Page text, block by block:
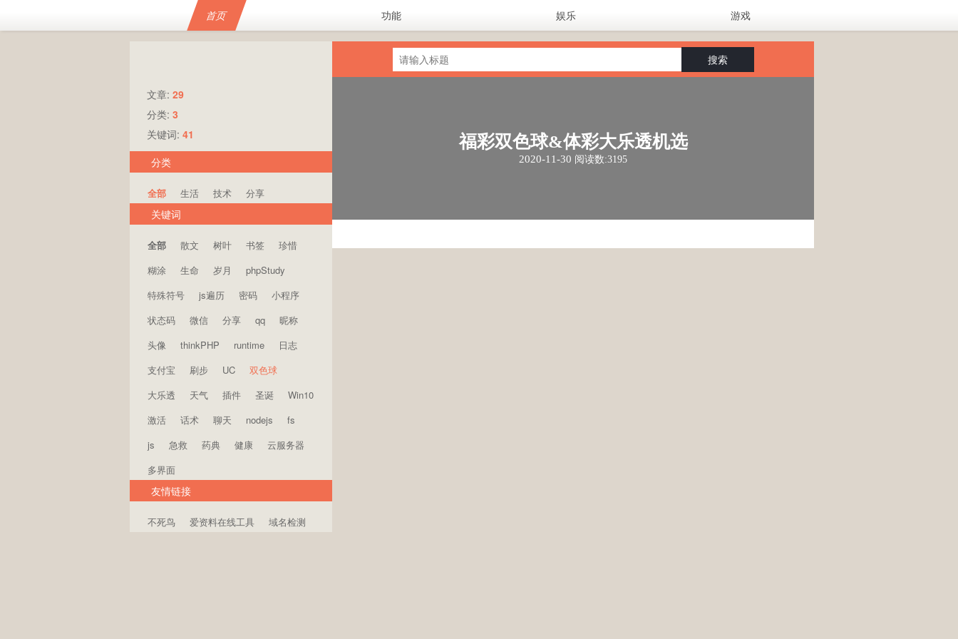
首页 功能 娱乐 游戏
文章:29
分类:3
关键词:41
分类
全部 生活 技术 分享
关键词
全部 散文 树叶 书签
珍惜
糊涂
生命 岁月
phpStudy
特殊符号
js遍历 密码
小程序
状态码
微信 分享 qq
昵称
头像
thinkPHP runtime
日志
支付宝
刷步 UC
双色球
大乐透
天气 插件 圣诞
Win10
激活
话术 聊天 nodejs
fs
js
急救 药典 健康
云服务器
多界面
友情链接
不死鸟 爱资料在线工具 域名检测
搜索
福彩双色球&体彩大乐透机选
2020-11-30 阅读数:3195